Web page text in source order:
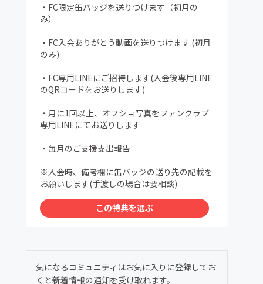
・FC限定缶バッジを送りつけます（初月の
み）
・FC入会ありがとう動画を送りつけます (初月
のみ)
・FC専用LINEにご招待します(入会後専用LINE
のQRコードをお送りします)
・月に1回以上、オフショ写真をファンクラブ
専用LINEにてお送りします
・毎月のご支援支出報告
※入会時、備考欄に缶バッジの送り先の記載を
お願いします(手渡しの場合は要相談)
この特典を選ぶ
気になるコミュニティはお気に入りに登録してお
くと新着情報の通知を受け取れます。